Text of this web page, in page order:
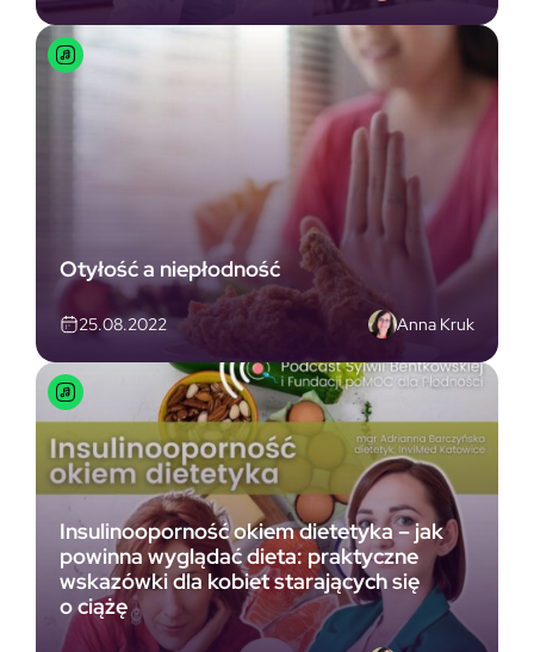
Otyłość a niepłodność
25.08.2022 Anna Kruk
Insulinooporność okiem dietetyka – jak
powinna wyglądać dieta: praktyczne
wskazówki dla kobiet starających się
o ciążę